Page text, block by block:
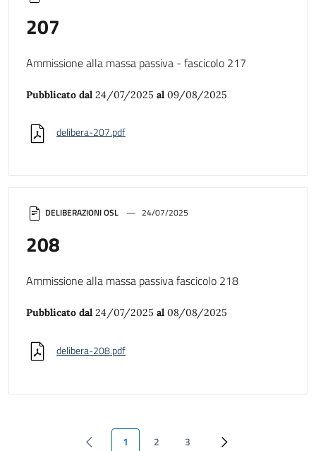
DELIBERAZIONI OSL 24/07/2025
208
Ammissione alla massa passiva fascicolo 218
Pubblicato dal 24/07/2025 al 08/08/2025
delibera-208.pdf
207
Ammissione alla massa passiva - fascicolo 217
Pubblicato dal 24/07/2025 al 09/08/2025
delibera-207.pdf
1 2 3